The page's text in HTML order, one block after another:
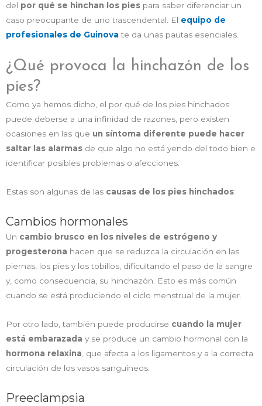
del por qué se hinchan los pies para saber diferenciar un
caso preocupante de uno trascendental. El equipo de
profesionales de Guinova te da unas pautas esenciales.
¿Qué provoca la hinchazón de los
pies?
Como ya hemos dicho, el por qué de los pies hinchados
puede deberse a una infinidad de razones, pero existen
ocasiones en las que un síntoma diferente puede hacer
saltar las alarmas de que algo no está yendo del todo bien e
identificar posibles problemas o afecciones.
Estas son algunas de las causas de los pies hinchados:
Cambios hormonales
Un cambio brusco en los niveles de estrógeno y
progesterona hacen que se reduzca la circulación en las
piernas, los pies y los tobillos, dificultando el paso de la sangre
y, como consecuencia, su hinchazón. Esto es más común
cuando se está produciendo el ciclo menstrual de la mujer.
Por otro lado, también puede producirse cuando la mujer
está embarazada y se produce un cambio hormonal con la
hormona relaxina , que afecta a los ligamentos y a la correcta
circulación de los vasos sanguíneos.
Preeclampsia